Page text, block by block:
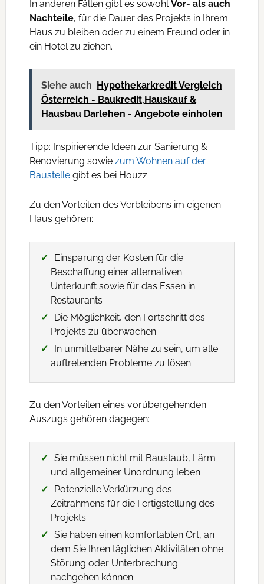
In anderen Fällen gibt es sowohlVor- als auch
Nachteile, für die Dauer des Projekts in Ihrem
Haus zu bleiben oder zu einem Freund oder in
ein Hotel zu ziehen.
Siehe auch Hypothekarkredit Vergleich
Österreich - Baukredit,Hauskauf &
Hausbau Darlehen - Angebote einholen
Tipp: Inspirierende Ideen zur Sanierung &
Renovierung sowie zum Wohnen auf der
Baustellegibt es bei Houzz.
Zu den Vorteilen des Verbleibens im eigenen
Haus gehören:
Einsparung der Kosten für die
Beschaffung einer alternativen
Unterkunft sowie für das Essen in
Restaurants
Die Möglichkeit, den Fortschritt des
Projekts zu überwachen
In unmittelbarer Nähe zu sein, um alle
auftretenden Probleme zu lösen
Zu den Vorteilen eines vorübergehenden
Auszugs gehören dagegen:
Sie müssen nicht mit Baustaub, Lärm
und allgemeiner Unordnung leben
Potenzielle Verkürzung des
Zeitrahmens für die Fertigstellung des
Projekts
Sie haben einen komfortablen Ort, an
dem Sie Ihren täglichen Aktivitäten ohne
Störung oder Unterbrechung
nachgehen können